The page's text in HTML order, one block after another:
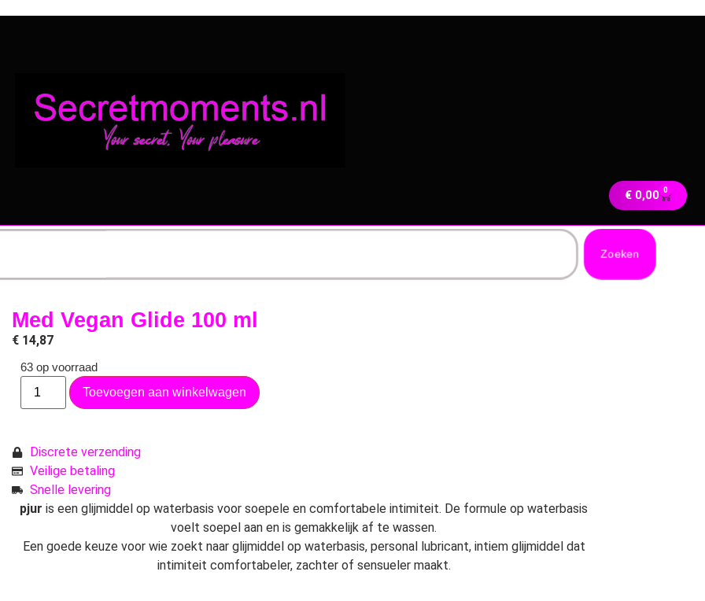
€0,00 0
Zoeken
Med Vegan Glide 100 ml
€ 14,87
63 op voorraad
Toevoegen aan winkelwagen
Discrete verzending
Veilige betaling
Snelle levering
pjur is een glijmiddel op waterbasis voor soepele en comfortabele intimiteit. De formule op waterbasis
voelt soepel aan en is gemakkelijk af te wassen.
Een goede keuze voor wie zoekt naar glijmiddel op waterbasis, personal lubricant, intiem glijmiddel dat
intimiteit comfortabeler, zachter of sensueler maakt.